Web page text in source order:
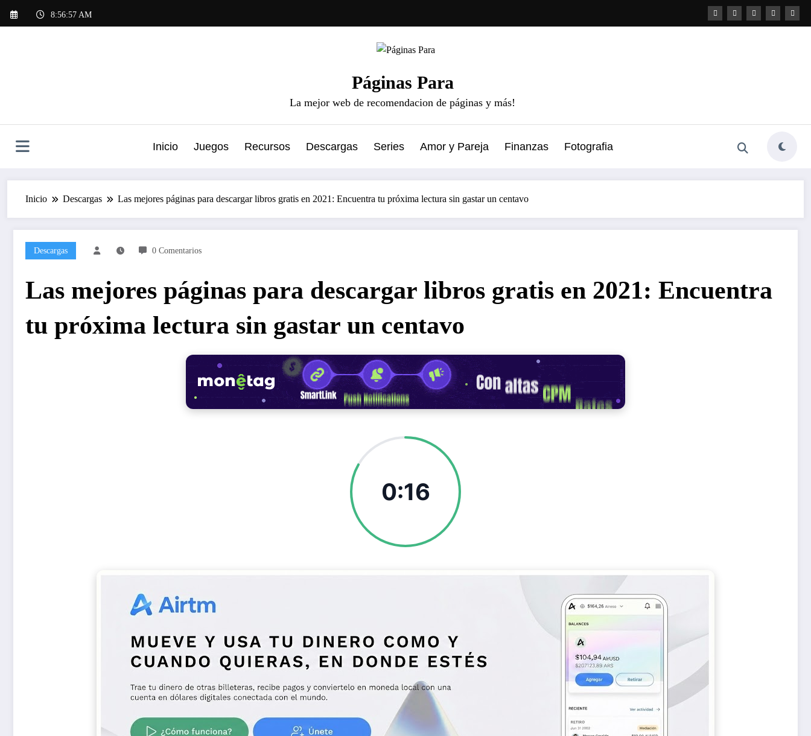
8:56:58 AM
Páginas Para
La mejor web de recomendacion de páginas y más!
Inicio Juegos Recursos Descargas Series Amor y Pareja Finanzas Fotografia
Inicio Descargas Las mejores páginas para descargar libros gratis en 2021: Encuentra tu próxima lectura sin gastar un centavo
Descargas 0 Comentarios
Las mejores páginas para descargar libros gratis en 2021: Encuentra
tu próxima lectura sin gastar un centavo
0:15